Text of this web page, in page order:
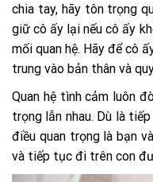
chia tay, hãy tôn trọng
giữ cô ấy lại nếu cô ấy
mối quan hệ. Hãy để cô
trung vào bản thân và
Quan hệ tình cảm luôn
trọng lẫn nhau. Dù là
điều quan trọng là bạn
và tiếp tục đi trên con